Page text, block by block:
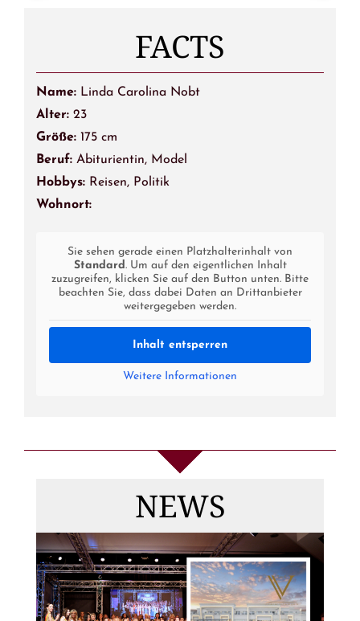
FACTS
Name: Linda Carolina Nobt
Alter: 23
Größe: 175 cm
Beruf:Abiturientin, Model
Hobbys: Reisen, Politik
Wohnort:
Sie sehen gerade einen Platzhalterinhalt von
Standard . Um auf den eigentlichen Inhalt
zuzugreifen, klicken Sie auf den Button unten. Bitte
beachten Sie, dass dabei Daten an Drittanbieter
weitergegeben werden.
Inhalt entsperren
Weitere Informationen
NEWS
Die
Gewinnerinnen
von MISS & MRS
DEUTSCHLAND
2026, Top Model